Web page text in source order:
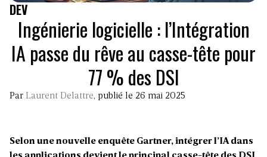
DEV
Ingénierie logicielle : l’Intégration
IA passe du rêve au casse-tête pour
77 % des DSI
Par Laurent Delattre, publié le 26 mai 2025
Selon une nouvelle enquête Gartner, intégrer l’IA dans